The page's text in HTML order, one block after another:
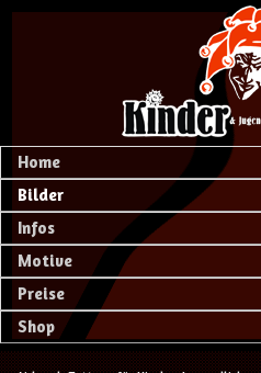
Home
Bilder
Infos
Motive
Preise
Shop